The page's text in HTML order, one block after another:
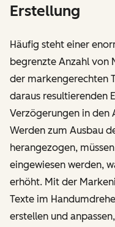
Erstellung
Häufig steht einer
begrenzte Anzahl von
der markengerechten
daraus resultierenden
Verzögerungen in den
Werden zum Ausbau
herangezogen,
eingewiesen werden,
erhöht. Mit der
Texte im
erstellen und